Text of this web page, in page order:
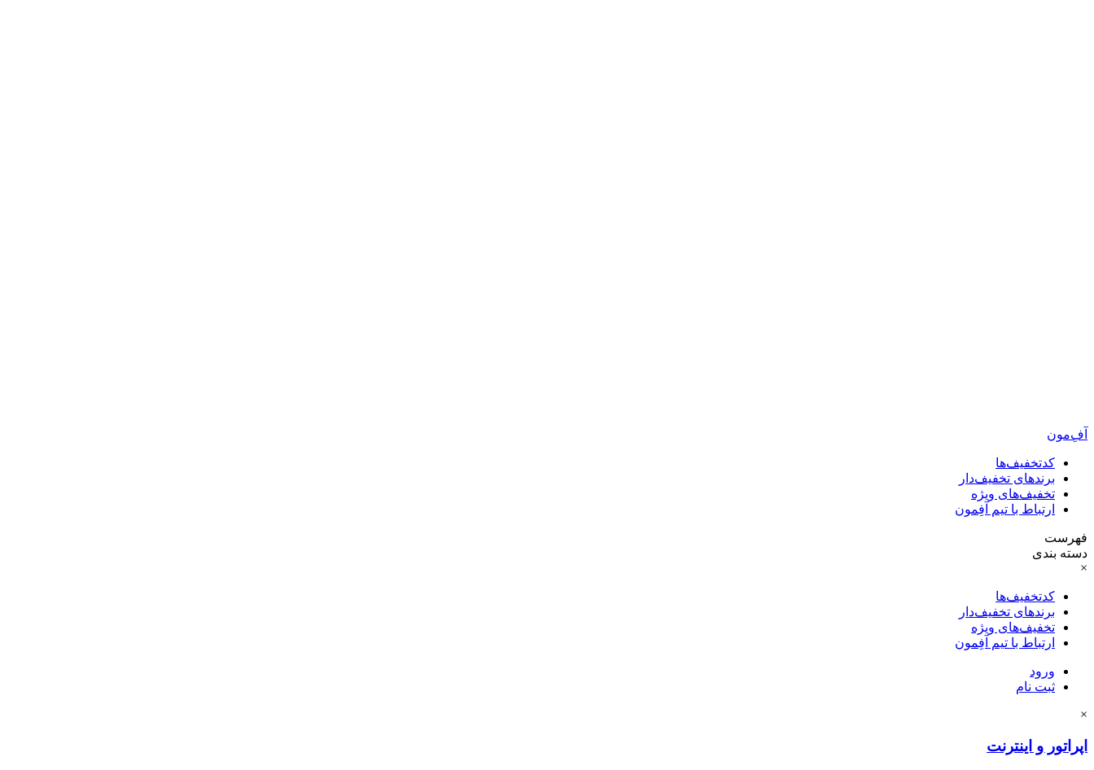
آفِ‌مون
کدتخفیف‌ها
برندهای تخفیف‌دار
تخفیف‌های ویژه
ارتباط با تیم آفِمون
فهرست
دسته بندی
×
کدتخفیف‌ها
برندهای تخفیف‌دار
تخفیف‌های ویژه
ارتباط با تیم آفِمون
ورود
ثبت نام
×
اپراتور و اینترنت